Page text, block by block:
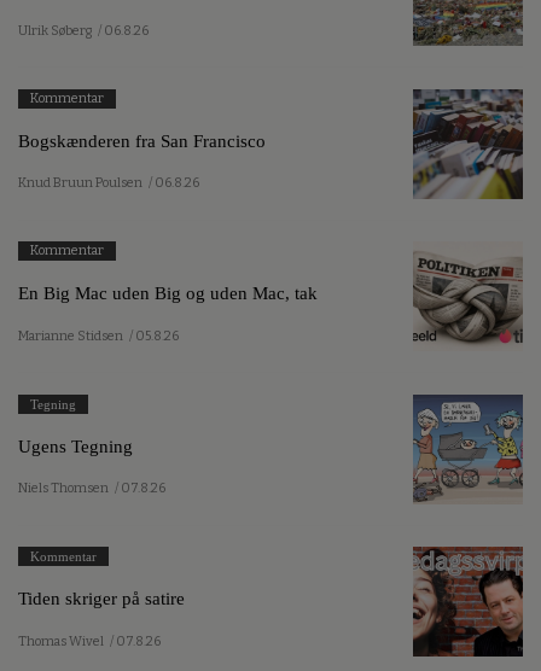
Ulrik Søberg / 06.8.26
Kommentar
Bogskænderen fra San Francisco
Knud Bruun Poulsen / 06.8.26
Kommentar
En Big Mac uden Big og uden Mac, tak
Marianne Stidsen / 05.8.26
Tegning
Ugens Tegning
Niels Thomsen / 07.8.26
Kommentar
Tiden skriger på satire
Thomas Wivel / 07.8.26